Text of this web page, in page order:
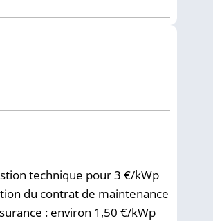
technique pour 3 €/kWp
du contrat de maintenance
: environ 1,50 €/kWp